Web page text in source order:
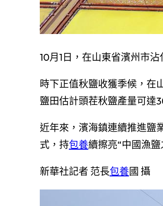
10月1日，在山東省濱州市
時下正值秋鹽收獲季候，在
鹽田估計頭茬秋鹽產量可達
近年來，濱海鎮連續推進鹽
式，持包養續擦亮“中國漁
新華社記者 范長包養國 攝